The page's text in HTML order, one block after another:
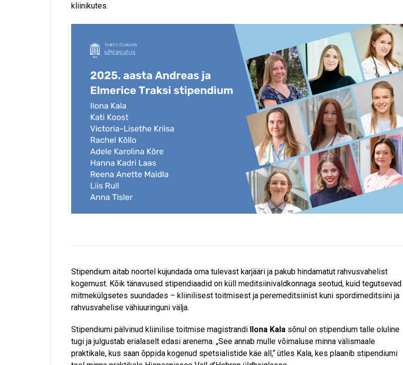
kliinikutes.
Stipendium aitab noortel kujundada oma tulevast karjääri ja pakub hindamatut rahvusvahelist
kogemust. Kõik tänavused stipendiaadid on küll meditsiinivaldkonnaga seotud, kuid tegutsevad
mitmekülgsetes suundades – kliinilisest toitmisest ja peremeditsiinist kuni spordimeditsiini ja
rahvusvahelise vähiuuringuni välja.
Stipendiumi pälvinud kliinilise toitmise magistrandi Ilona Kala sõnul on stipendium talle oluline
tugi ja julgustab erialaselt edasi arenema. „See annab mulle võimaluse minna välismaale
praktikale, kus saan õppida kogenud spetsialistide käe all,“ ütles Kala, kes plaanib stipendiumi